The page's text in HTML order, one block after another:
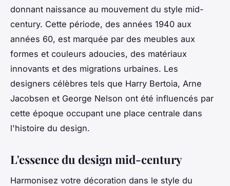
donnant naissance au mouvement du style mid-
century. Cette période, des années 1940 aux
années 60, est marquée par des meubles aux
formes et couleurs adoucies, des matériaux
innovants et des migrations urbaines. Les
designers célèbres tels que Harry Bertoia, Arne
Jacobsen et George Nelson ont été influencés par
cette époque occupant une place centrale dans
l'histoire du design.
L'essence du design mid-century
Harmonisez votre décoration dans le style du